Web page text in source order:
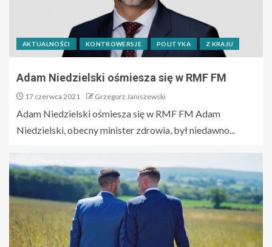
AKTUALNOŚCI KONTROWERSJE POLITYKA Z KRAJU
Adam Niedzielski ośmiesza się w RMF FM
17 czerwca 2021 Grzegorz Janiszewski
Adam Niedzielski ośmiesza się w RMF FM Adam
Niedzielski, obecny minister zdrowia, był niedawno...